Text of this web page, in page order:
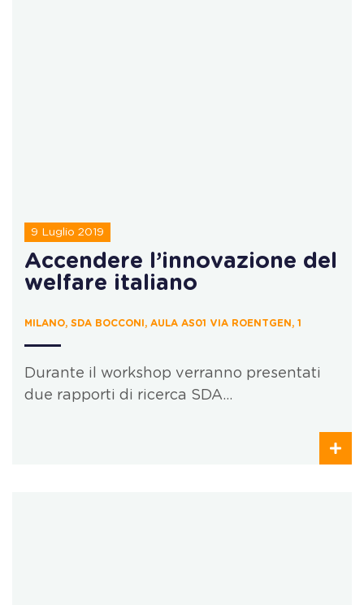
9 Luglio 2019
Accendere l’innovazione del
welfare italiano
MILANO, SDA BOCCONI, AULA AS01 VIA ROENTGEN, 1
Durante il workshop verranno presentati
due rapporti di ricerca SDA…